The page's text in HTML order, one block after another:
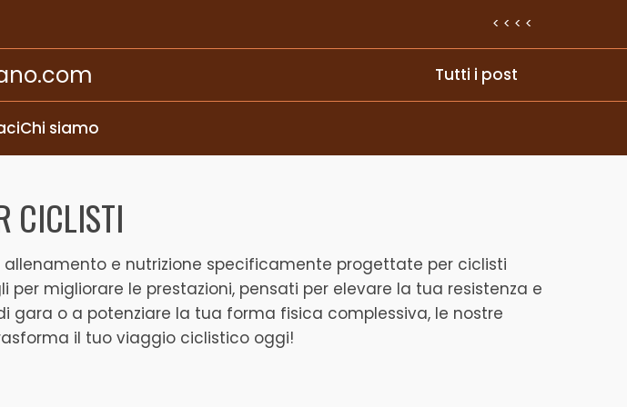
< < < <
Tutti i post
Chi siamo
CICLISTI
e nutrizione specificamente progettate per ciclisti
migliorare le prestazioni, pensati per elevare la tua resistenza e
o a potenziare la tua forma fisica complessiva, le nostre
il tuo viaggio ciclistico oggi!